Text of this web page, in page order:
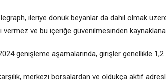
ileriye dönük beyanlar da dahil olmak
vermez ve bu içeriğe güvenilmesinden
genişleme aşamalarında, girişler genellikle 1,2
merkezi borsalardan ve oldukça aktif